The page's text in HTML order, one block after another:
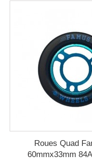
Roues Quad
60mmx33mm